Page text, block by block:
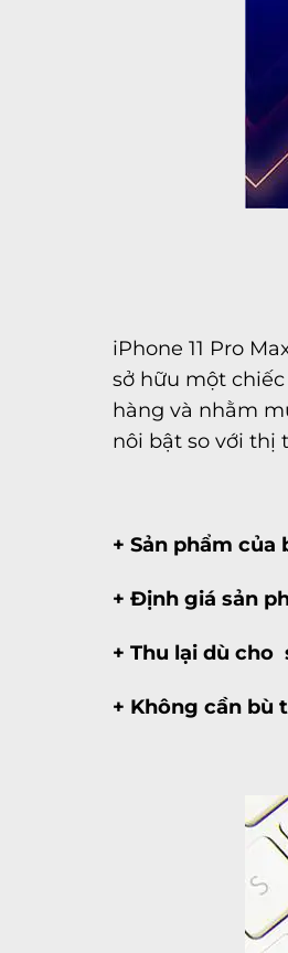
iPhone 11 Pro
sở hữu một
hàng và nhằm
nôi bật so với thị
+ Sản phẩm
+ Định giá sản
+ Thu lại dù cho
+ Không cần bù